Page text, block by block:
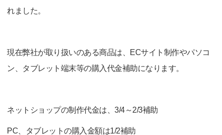
れました。
現在弊社が取り扱いのある商品は、ECサイト制作やパソコ
ン、タブレット端末等の購入代金補助になります。
ネットショップの制作代金は、3/4～2/3補助
PC、タブレットの購入金額は1/2補助